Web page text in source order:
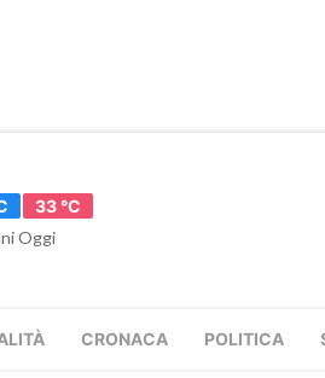
33 °C
Oggi
CRONACA POLITICA